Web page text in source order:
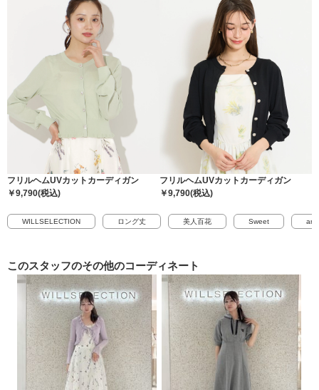
フリルヘムUVカットカーディガン
￥9,790(税込)
フリルヘムUVカットカーディガン
￥9,790(税込)
WILLSELECTION ロング丈 美人百花 Sweet
このスタッフのその他のコーディネート